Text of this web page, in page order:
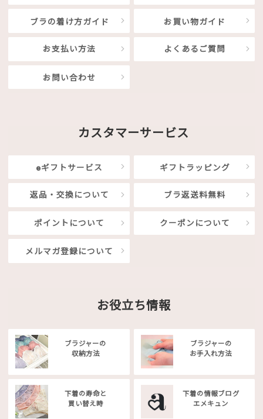
ブラの着け方ガイド お買い物ガイド
お支払い方法 よくあるご質問
お問い合わせ
カスタマーサービス
eギフトサービス ギフトラッピング
返品・交換について ブラ返送料無料
ポイントについて クーポンについて
メルマガ登録について
お役立ち情報
ブラジャーの
収納方法
ブラジャーの
お手入れ方法
下着の寿命と
買い替え時
下着の情報ブログ
エメキュン